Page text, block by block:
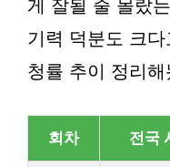
게 잘될 줄 몰랐
기력 덕분도 크
청률 추이 정리해
회차 전국